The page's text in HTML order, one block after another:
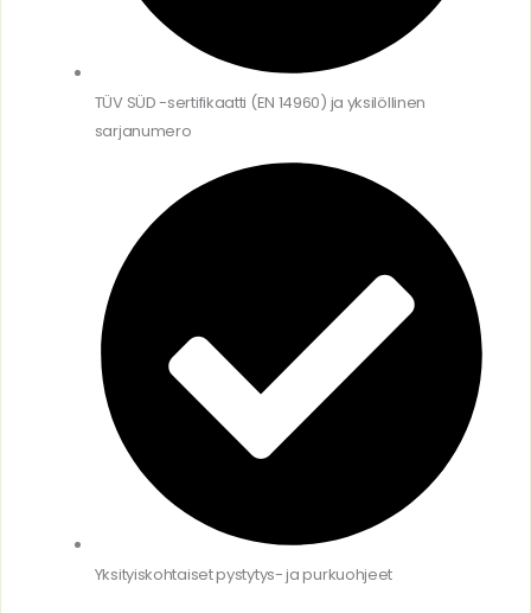
TÜV SÜD -sertifikaatti (EN 14960) ja yksilöllinen
sarjanumero
Yksityiskohtaiset pystytys- ja purkuohjeet